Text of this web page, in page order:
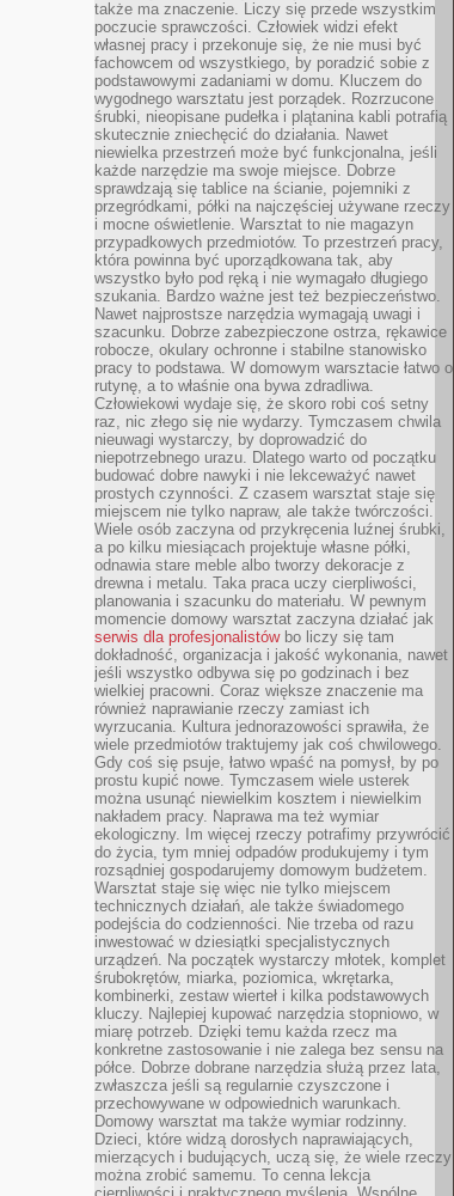
także ma znaczenie. Liczy się przede wszystkim
poczucie sprawczości. Człowiek widzi efekt
własnej pracy i przekonuje się, że nie musi być
fachowcem od wszystkiego, by poradzić sobie z
podstawowymi zadaniami w domu. Kluczem do
wygodnego warsztatu jest porządek. Rozrzucone
śrubki, nieopisane pudełka i plątanina kabli potrafią
skutecznie zniechęcić do działania. Nawet
niewielka przestrzeń może być funkcjonalna, jeśli
każde narzędzie ma swoje miejsce. Dobrze
sprawdzają się tablice na ścianie, pojemniki z
przegródkami, półki na najczęściej używane rzeczy
i mocne oświetlenie. Warsztat to nie magazyn
przypadkowych przedmiotów. To przestrzeń pracy,
która powinna być uporządkowana tak, aby
wszystko było pod ręką i nie wymagało długiego
szukania. Bardzo ważne jest też bezpieczeństwo.
Nawet najprostsze narzędzia wymagają uwagi i
szacunku. Dobrze zabezpieczone ostrza, rękawice
robocze, okulary ochronne i stabilne stanowisko
pracy to podstawa. W domowym warsztacie łatwo o
rutynę, a to właśnie ona bywa zdradliwa.
Człowiekowi wydaje się, że skoro robi coś setny
raz, nic złego się nie wydarzy. Tymczasem chwila
nieuwagi wystarczy, by doprowadzić do
niepotrzebnego urazu. Dlatego warto od początku
budować dobre nawyki i nie lekceważyć nawet
prostych czynności. Z czasem warsztat staje się
miejscem nie tylko napraw, ale także twórczości.
Wiele osób zaczyna od przykręcenia luźnej śrubki,
a po kilku miesiącach projektuje własne półki,
odnawia stare meble albo tworzy dekoracje z
drewna i metalu. Taka praca uczy cierpliwości,
planowania i szacunku do materiału. W pewnym
momencie domowy warsztat zaczyna działać jak
serwis dla profesjonalistówbo liczy się tam
dokładność, organizacja i jakość wykonania, nawet
jeśli wszystko odbywa się po godzinach i bez
wielkiej pracowni. Coraz większe znaczenie ma
również naprawianie rzeczy zamiast ich
wyrzucania. Kultura jednorazowości sprawiła, że
wiele przedmiotów traktujemy jak coś chwilowego.
Gdy coś się psuje, łatwo wpaść na pomysł, by po
prostu kupić nowe. Tymczasem wiele usterek
można usunąć niewielkim kosztem i niewielkim
nakładem pracy. Naprawa ma też wymiar
ekologiczny. Im więcej rzeczy potrafimy przywrócić
do życia, tym mniej odpadów produkujemy i tym
rozsądniej gospodarujemy domowym budżetem.
Warsztat staje się więc nie tylko miejscem
technicznych działań, ale także świadomego
podejścia do codzienności. Nie trzeba od razu
inwestować w dziesiątki specjalistycznych
urządzeń. Na początek wystarczy młotek, komplet
śrubokrętów, miarka, poziomica, wkrętarka,
kombinerki, zestaw wierteł i kilka podstawowych
kluczy. Najlepiej kupować narzędzia stopniowo, w
miarę potrzeb. Dzięki temu każda rzecz ma
konkretne zastosowanie i nie zalega bez sensu na
półce. Dobrze dobrane narzędzia służą przez lata,
zwłaszcza jeśli są regularnie czyszczone i
przechowywane w odpowiednich warunkach.
Domowy warsztat ma także wymiar rodzinny.
Dzieci, które widzą dorosłych naprawiających,
mierzących i budujących, uczą się, że wiele rzeczy
można zrobić samemu. To cenna lekcja